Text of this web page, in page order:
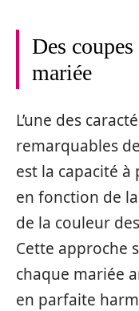
Des
mariée
L’une des
remarquables
est la capacité
en fonction de
de la couleur
Cette approche
chaque mariée
en parfaite